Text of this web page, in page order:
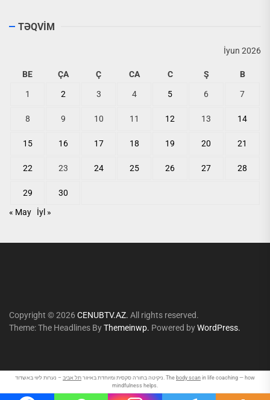
TƏQVİM
İyun 2026
BE ÇA Ç CA C Ş B
1 2 3 4 5 6 7
8 9 10 11 12 13 14
15 16 17 18 19 20 21
22 23 24 25 26 27 28
29
30
« May
İyl »
Copyright © 2026 CENUBTV.AZ. All rights reserved.
Theme: The Headlines ByThemeinwp. Powered byWordPress.
ניקיטה בחורה סקסית ומיוחדת באיזור תל אביב – נערות ליווי באשדוד. The body scan in life coaching — how
mindfulness helps.